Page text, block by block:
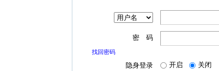
密 码
找回密码
隐身登录 开启 关闭